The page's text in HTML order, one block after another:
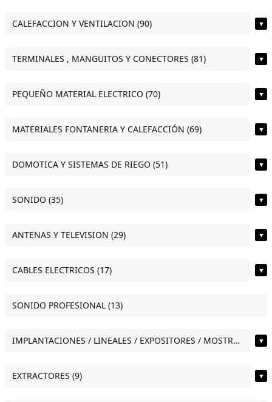
CALEFACCION Y VENTILACION (90) ▼
TERMINALES , MANGUITOS Y CONECTORES (81) ▼
PEQUEÑO MATERIAL ELECTRICO (70) ▼
MATERIALES FONTANERIA Y CALEFACCIÓN (69) ▼
DOMOTICA Y SISTEMAS DE RIEGO (51) ▼
SONIDO (35) ▼
ANTENAS Y TELEVISION (29) ▼
CABLES ELECTRICOS (17) ▼
SONIDO PROFESIONAL (13)
IMPLANTACIONES / LINEALES / EXPOSITORES / MOSTRADORES (11) ▼
EXTRACTORES (9) ▼